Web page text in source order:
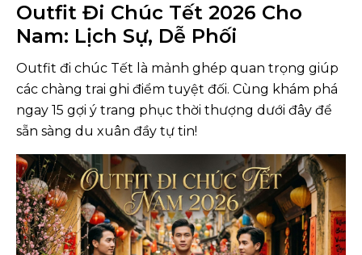
Outfit Đi Chúc Tết 2026 Cho
Nam: Lịch Sự, Dễ Phối
Outfit đi chúc Tết là mảnh ghép quan trọng giúp
các chàng trai ghi điểm tuyệt đối. Cùng khám phá
ngay 15 gợi ý trang phục thời thượng dưới đây để
sẵn sàng du xuân đầy tự tin!